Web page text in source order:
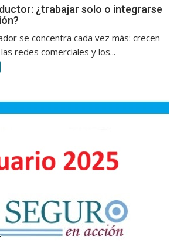
El
¿trabajar solo o integrarse
se concentra cada vez más: crecen
redes comerciales y los...